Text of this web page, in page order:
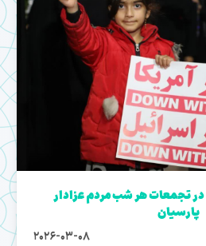
تجمعات هر شب مردم عزادار
پارسیان
2026-03-08